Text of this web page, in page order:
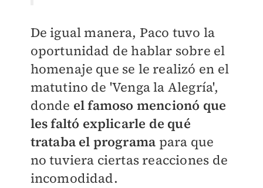
De igual manera, Paco tuvo la
oportunidad de hablar sobre el
homenaje que se le realizó en el
matutino de 'Venga la Alegría',
donde el famoso mencionó que
les faltó explicarle de qué
trataba el programa para que
no tuviera ciertas reacciones de
incomodidad.